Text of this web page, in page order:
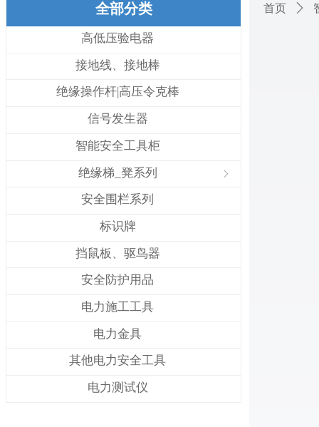
首页 ꄲ
全部分类
高低压验电器
接地线、接地棒
绝缘操作杆|高压令克棒
信号发生器
智能安全工具柜
ꁇ
绝缘梯_凳系列
安全围栏系列
标识牌
挡鼠板、驱鸟器
安全防护用品
电力施工工具
电力金具
其他电力安全工具
电力测试仪